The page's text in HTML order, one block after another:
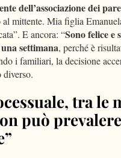
dell’associazione dei
al mittente. Mia figlia
E ancora: “Sono felice e
settimana, perché è
i familiari, la decisione
diverso.
tra le
può